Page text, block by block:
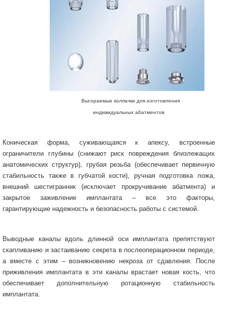
Выгораемые колпачки для изготовления
индивидуальных абатментов
Коническая форма, суживающаяся к апексу, встроенные
ограничители глубины (снижают риск повреждения близлежащих
анатомических структур), грубая резьба (обеспечивает первичную
стабильность также в губчатой кости), ручная подготовка ложа,
внешний шестигранник (исключает прокручивание абатмента) и
закрытое заживление имплантата – все это факторы,
гарантирующие надежность и безопасность работы с системой.
Выводные каналы вдоль длинной оси имплантата препятствуют
скапливанию и застаиванию секрета в послеоперационном периоде,
а вместе с этим – возникновению некроза от сдавления. После
приживления имплантата в эти каналы врастает новая кость, что
обеспечивает дополнительную ротационную стабильность
имплантата.